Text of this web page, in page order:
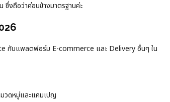
ซึ่งถือว่าค่อนข้างมาตรฐานค่ะ
กับแพลตฟอร์ม E-commerce และ Delivery อื่นๆ ใน
วดหมู่และแคมเปญ